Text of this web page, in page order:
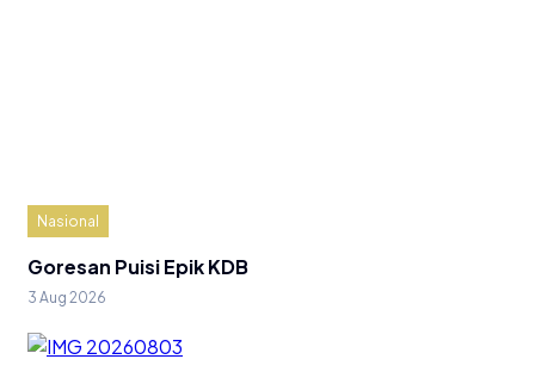
Nasional
Goresan Puisi Epik KDB
3 Aug 2026